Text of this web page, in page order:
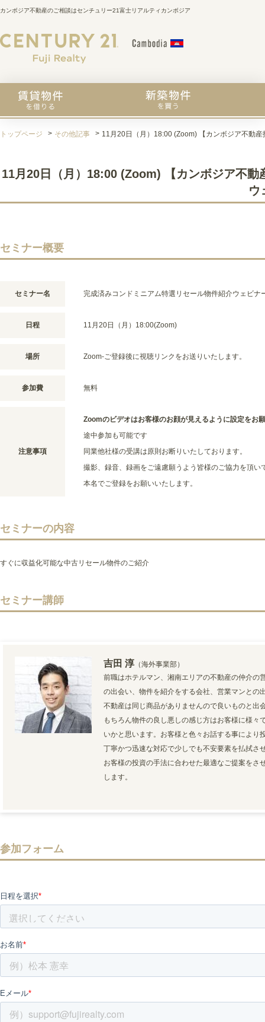
カンボジア不動産のご相談はセンチュリー21富士リアルティカンボジア
トップページ その他記事 11月20日（月）18:00 (Zoom) 【カンボジア不動
11月20日（月）18:00 (Zoom) 【カンボジア不
ウ
セミナー概要
セミナー名 完成済みコンドミニアム特選リセール物件紹介ウェビナ
日程 11月20日（月）18:00(Zoom)
場所 Zoom-ご登録後に視聴リンクをお送りいたします。
参加費 無料
注意事項
Zoomのビデオはお客様のお顔が見えるように設定をお
途中参加も可能です
同業他社様の受講は原則お断りいたしております。
撮影、録音、録画をご遠慮願うよう皆様のご協力を頂い
本名でご登録をお願いいたします。
セミナーの内容
すぐに収益化可能な中古リセール物件のご紹介
セミナー講師
吉田 淳 （海外事業部）
前職はホテルマン、湘南エリアの不動産の仲介の
の出会い、物件を紹介をする会社、営業マンとの
不動産は同じ商品がありませんので良いものと出
もちろん物件の良し悪しの感じ方はお客様に様
いかと思います。お客様と色々お話する事により
丁寧かつ迅速な対応で少しでも不安要素を払拭さ
お客様の投資の手法に合わせた最適なご提案を
します。
参加フォーム